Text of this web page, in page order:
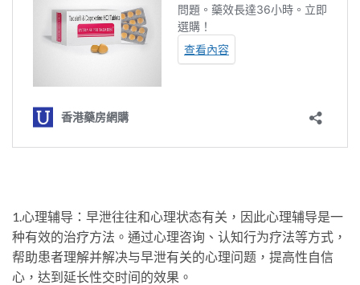
1.心理辅导：早泄往往和心理状态有关，因此心理辅导是一
种有效的治疗方法。通过心理咨询、认知行为疗法等方式，
帮助患者理解并解决与早泄有关的心理问题，提高性自信
心，达到延长性交时间的效果。